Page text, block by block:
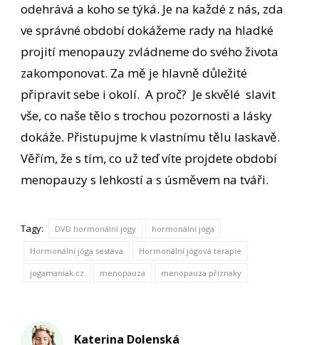
odehrává a koho se týká. Je na každé z nás, zda
ve správné období dokážeme rady na hladké
projití menopauzy zvládneme do svého života
zakomponovat. Za mě je hlavně důležité
připravit sebe i okolí. A proč? Je skvělé slavit
vše, co naše tělo s trochou pozornosti a lásky
dokáže. Přistupujme k vlastnímu tělu laskavě.
Věřím, že s tím, co už teď víte projdete období
menopauzy s lehkostí a s úsměvem na tváři.
Tagy: DVD hormonální jógy hormonální jóga
Hormonální jóga sestava Hormonální jógová terapie
jogamaniak.cz menopauza menopauza příznaky
Katerina Dolenská